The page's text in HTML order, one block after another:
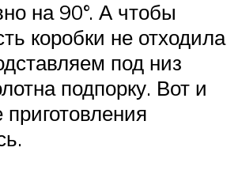
на 90°. А чтобы
коробки не отходила
под низ
подпорку. Вот и